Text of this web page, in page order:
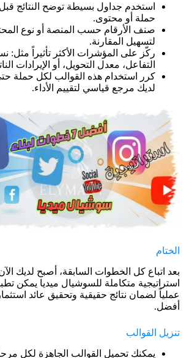
استخدم جداول بسيطة توضح النتائج
حملة أو محتوى.
صنف الأرقام حسب المنصة أو نوع
لتسهيل المقارنة.
ركّز على المؤشرات الأكثر تأثيراً مثل:
التفاعل، معدل التحويل، أو الإيرادات
كرر استخدام هذه القوالب لكل حملة
لديك مرجع قياسي لتقييم الأداء.
الختام
بعد اتباع كل الخطوات السابقة، أصبح لديك
استراتيجية متكاملة للسوشيال ميديا يمكن
عملياً لضمان نتائج حقيقية وتحقيق عائد
أفضل.
تنزيل القوالب
يمكنك تحميل القوالب الجاهزة لكل